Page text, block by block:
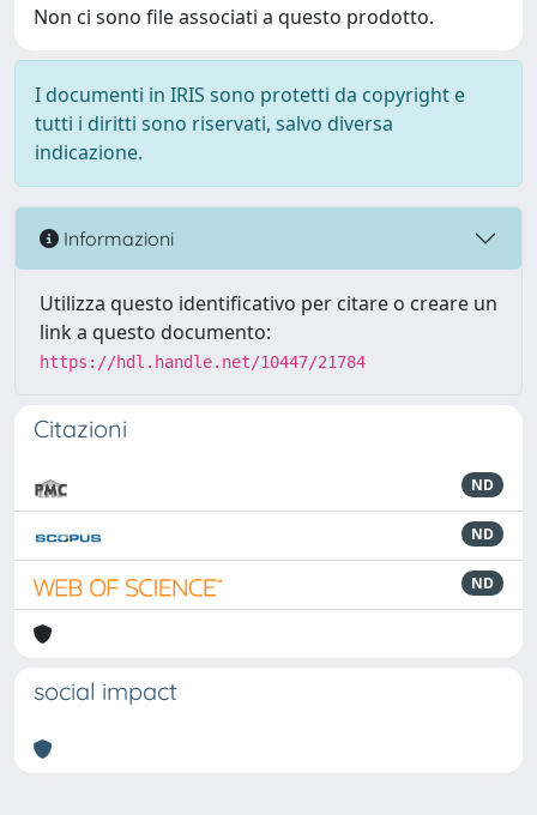
Non ci sono file associati a questo prodotto.
I documenti in IRIS sono protetti da copyright e
tutti i diritti sono riservati, salvo diversa
indicazione.
Informazioni
Utilizza questo identificativo per citare o creare un
link a questo documento:
https://hdl.handle.net/10447/21784
Citazioni
ND
ND
ND
social impact